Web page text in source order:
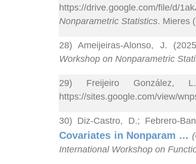
https://drive.google.com/file/d/
Nonparametric Statistics. Mieres
28) Ameijeiras-Alonso, J.
Workshop on Nonparametric
29) Freijeiro González,
https://sites.google.com/view/
30) Diz-Castro, D.; Febrero-
Covariates in Nonparam ...
International Workshop on